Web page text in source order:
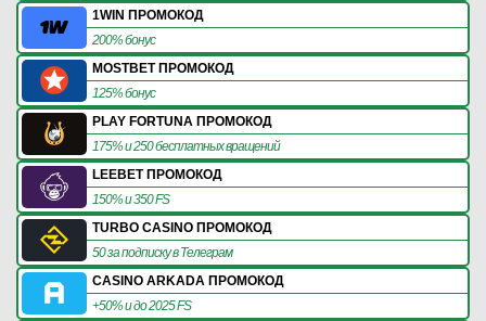
1WIN ПРОМОКОД
200% бонус
MOSTBET ПРОМОКОД
125% бонус
PLAY FORTUNA ПРОМОКОД
175% и 250 бесплатных вращений
LEEBET ПРОМОКОД
150% и 350 FS
TURBO CASINO ПРОМОКОД
50 за подписку в Телеграм
CASINO ARKADA ПРОМОКОД
+50% и до 2025 FS